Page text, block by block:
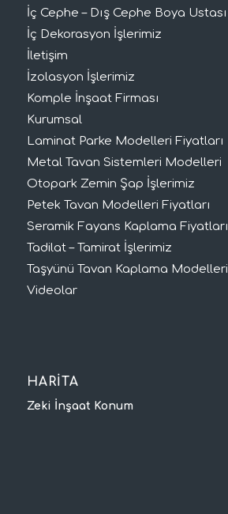
İç Cephe – Dış Cephe Boya Ustası
İç Dekorasyon İşlerimiz
İletişim
İzolasyon İşlerimiz
Komple İnşaat Firması
Kurumsal
Laminat Parke Modelleri Fiyatları
Metal Tavan Sistemleri Modelleri
Otopark Zemin Şap İşlerimiz
Petek Tavan Modelleri Fiyatları
Seramik Fayans Kaplama Fiyatları
Tadilat – Tamirat İşlerimiz
Taşyünü Tavan Kaplama Modelleri
Videolar
HARİTA
Zeki İnşaat Konum